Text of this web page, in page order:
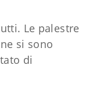
Le palestre
si sono
di